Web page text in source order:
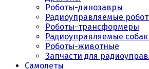
Роботы-динозавры
Радиоуправляемые
Роботы-трансформеры
Радиоуправляемые
Роботы-животные
Запчасти для
Самолеты